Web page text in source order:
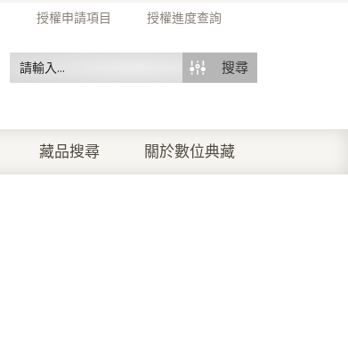
授權申請項目 授權進度查詢
搜尋
藏品搜尋 關於數位典藏